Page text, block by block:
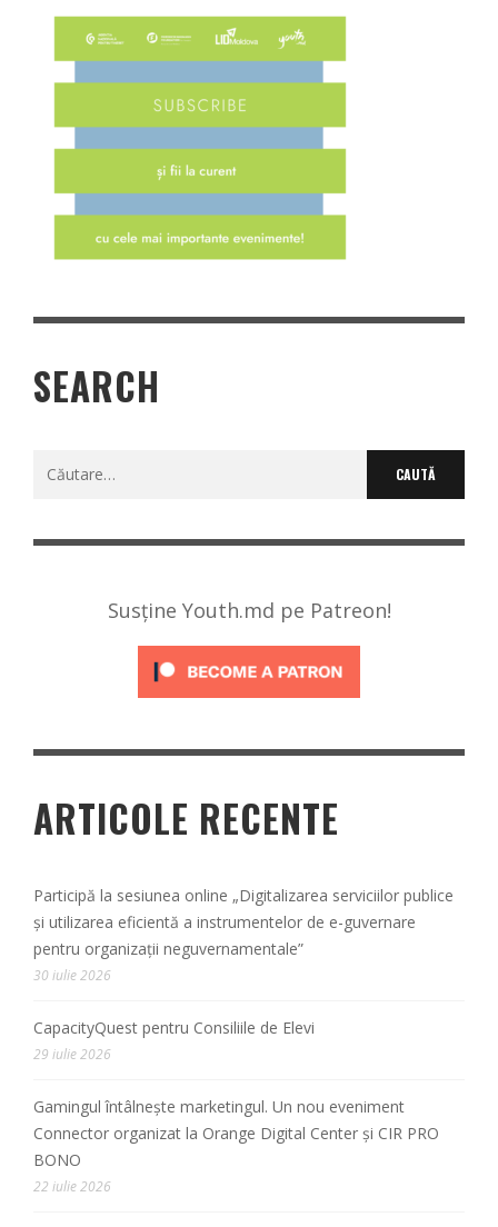
SEARCH
Caută
Susține Youth.md pe Patreon!
ARTICOLE RECENTE
Participă la sesiunea online „Digitalizarea serviciilor publice
și utilizarea eficientă a instrumentelor de e-guvernare
pentru organizații neguvernamentale”
30 iulie 2026
CapacityQuest pentru Consiliile de Elevi
29 iulie 2026
Gamingul întâlnește marketingul. Un nou eveniment
Connector organizat la Orange Digital Center și CIR PRO
BONO
22 iulie 2026